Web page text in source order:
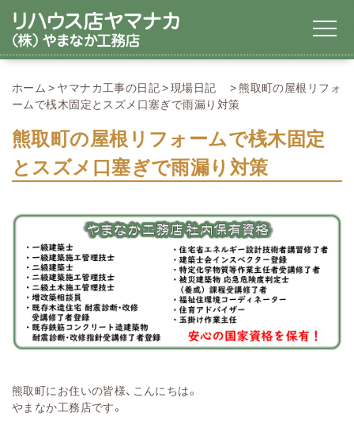
ホーム ヤマナカ工事の日記 現場日記
熊取町の屋根リフォ
ームで桟木固定とスズメ口塞ぎで雨漏り対策
熊取町の屋根リフォームで桟木固定
とスズメ口塞ぎで雨漏り対策
熊取町にお住いの皆様、こんにちは。
やまなか工務店です。